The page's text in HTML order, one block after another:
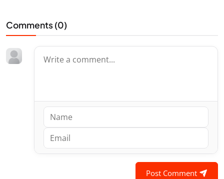
Comments (0)
Post Comment